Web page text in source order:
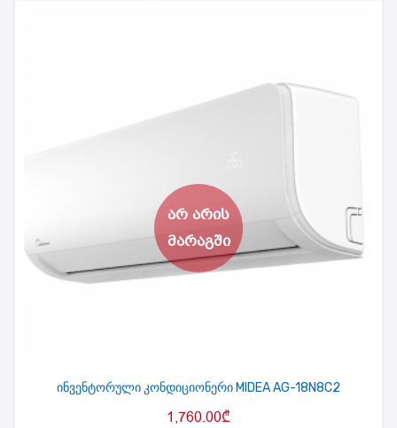
ინვენტორული კონდიციონერი MIDEA AG-18N8C2
1,760.00₾